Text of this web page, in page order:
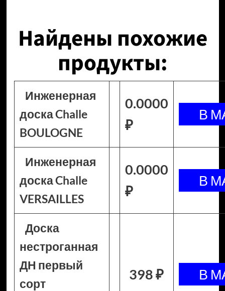
Найдены похожие
продукты:
Инженерная
доска Challe
BOULOGNE
0.0000
₽
Инженерная
доска Challe
VERSAILLES
0.0000
₽
Доска
нестроганная
ДН первый
сорт
398 ₽